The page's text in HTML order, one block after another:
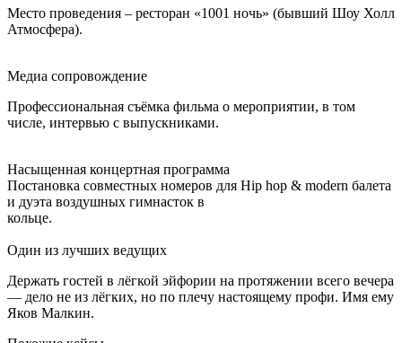
Место проведения – ресторан «1001 ночь» (бывший Шоу Холл
Атмосфера).
Медиа сопровождение
Профессиональная съёмка фильма о мероприятии, в том
числе, интервью с выпускниками.
Насыщенная концертная программа
Постановка совместных номеров для Hip hop & modern балета
и дуэта воздушных гимнасток в
кольце.
Один из лучших ведущих
Держать гостей в лёгкой эйфории на протяжении всего вечера
— дело не из лёгких, но по плечу настоящему профи. Имя ему
Яков Малкин.